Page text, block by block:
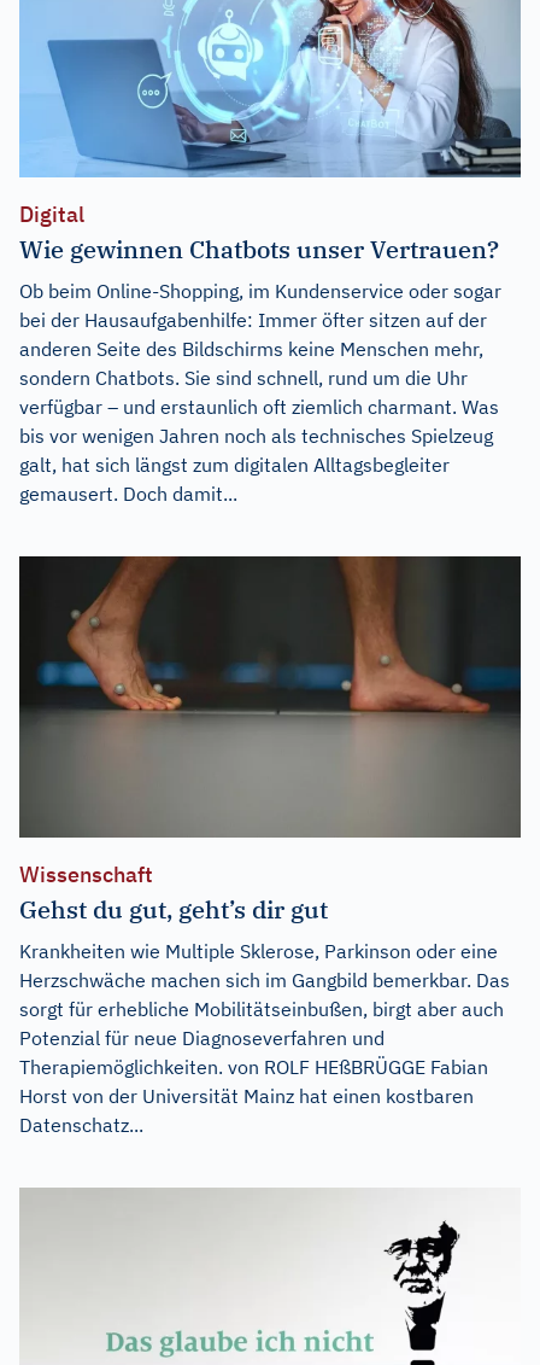
Digital
Wie gewinnen Chatbots unser Vertrauen?
Ob beim Online-Shopping, im Kundenservice oder sogar
bei der Hausaufgabenhilfe: Immer öfter sitzen auf der
anderen Seite des Bildschirms keine Menschen mehr,
sondern Chatbots. Sie sind schnell, rund um die Uhr
verfügbar – und erstaunlich oft ziemlich charmant. Was
bis vor wenigen Jahren noch als technisches Spielzeug
galt, hat sich längst zum digitalen Alltagsbegleiter
gemausert. Doch damit...
Wissenschaft
Gehst du gut, geht’s dir gut
Krankheiten wie Multiple Sklerose, Parkinson oder eine
Herzschwäche machen sich im Gangbild bemerkbar. Das
sorgt für erhebliche Mobilitätseinbußen, birgt aber auch
Potenzial für neue Diagnoseverfahren und
Therapiemöglichkeiten. von ROLF HEßBRÜGGE Fabian
Horst von der Universität Mainz hat einen kostbaren
Datenschatz...